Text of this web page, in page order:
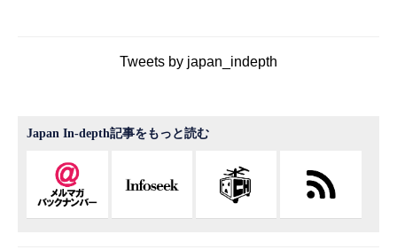
Tweets by japan_indepth
Japan In-depth記事をもっと読む